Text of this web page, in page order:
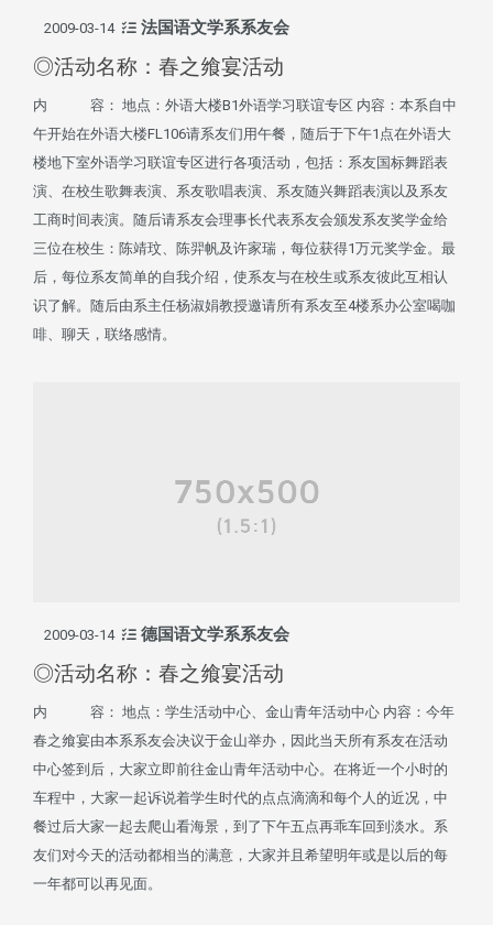
2009-03-14 法国语文学系系友会
◎活动名称：春之飨宴活动
内 容： 地点：外语大楼B1外语学习联谊专区 内容：本系自中
午开始在外语大楼FL106请系友们用午餐，随后于下午1点在外语大
楼地下室外语学习联谊专区进行各项活动，包括：系友国标舞蹈表
演、在校生歌舞表演、系友歌唱表演、系友随兴舞蹈表演以及系友
工商时间表演。随后请系友会理事长代表系友会颁发系友奖学金给
三位在校生：陈靖玟、陈羿帆及许家瑞，每位获得1万元奖学金。最
后，每位系友简单的自我介绍，使系友与在校生或系友彼此互相认
识了解。随后由系主任杨淑娟教授邀请所有系友至4楼系办公室喝咖
啡、聊天，联络感情。
2009-03-14 德国语文学系系友会
◎活动名称：春之飨宴活动
内 容： 地点：学生活动中心、金山青年活动中心 内容：今年
春之飨宴由本系系友会决议于金山举办，因此当天所有系友在活动
中心签到后，大家立即前往金山青年活动中心。在将近一个小时的
车程中，大家一起诉说着学生时代的点点滴滴和每个人的近况，中
餐过后大家一起去爬山看海景，到了下午五点再乖车回到淡水。系
友们对今天的活动都相当的满意，大家并且希望明年或是以后的每
一年都可以再见面。